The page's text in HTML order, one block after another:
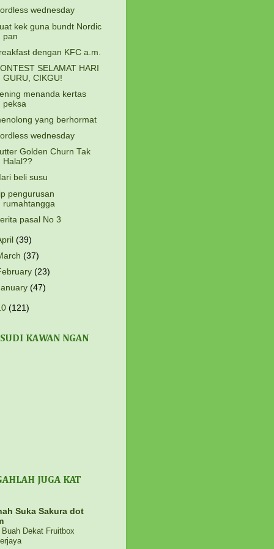
wednesday
kek guna bundt Nordic
pan
dengan KFC a.m.
SELAMAT HARI
GURU, CIKGU!
menanda kertas
peksa
yang berhormat
wednesday
Golden Churn Tak
Halal??
beli susu
pengurusan
rumahtangga
pasal No 3
(39)
(37)
(23)
(47)
(121)
KAWAN NGAN
JUGA KAT
Suka Sakura dot
Buah Dekat Fruitbox